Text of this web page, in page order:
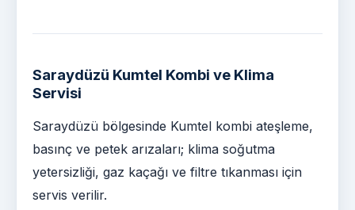
Saraydüzü Kumtel Kombi ve Klima
Servisi
Saraydüzü bölgesinde Kumtel kombi ateşleme,
basınç ve petek arızaları; klima soğutma
yetersizliği, gaz kaçağı ve filtre tıkanması için
servis verilir.